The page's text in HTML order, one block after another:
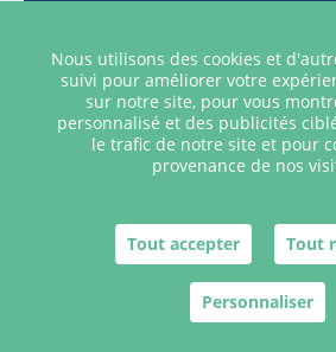
Social et économie
Mentions
Site réalisé parIML
Nous utilisons des cookies et
suivi pour améliorer votre
sur notre site, pour vous
personnalisé et des publicités
le trafic de notre site et pour
provenance de nos
Tout accepter Tout
Personnaliser